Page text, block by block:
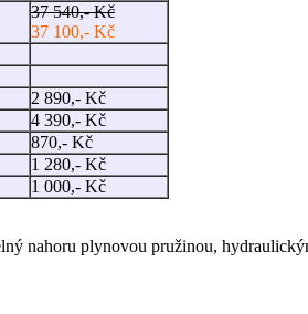
37 540,- Kč
37 100,- Kč
2 890,- Kč
4 390,- Kč
870,- Kč
1 280,- Kč
1 000,- Kč
nahoru plynovou pružinou,